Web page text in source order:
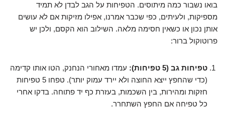
בואו נשבור כמה מיתוסים. הטפיחות על הגב לבדן לא תמיד
מספיקות, ולעיתים, כפי שכבר אמרנו, אפילו מזיקות אם לא עושים
אותן נכון או כשאין חסימה מלאה. השילוב הוא הקסם, ולכן יש
פרוטוקול ברור:
טפיחות גב (5 טפיחות):
עמדו מאחורי הנחנק, הטו אותו קדימה
(כדי שהחפץ ייצא החוצה ולא יירד עמוק יותר). טפחו 5 טפיחות
חזקות ומהירות, בין השכמות, בעזרת כף יד פתוחה. בדקו אחרי
כל טפיחה אם החפץ השתחרר.